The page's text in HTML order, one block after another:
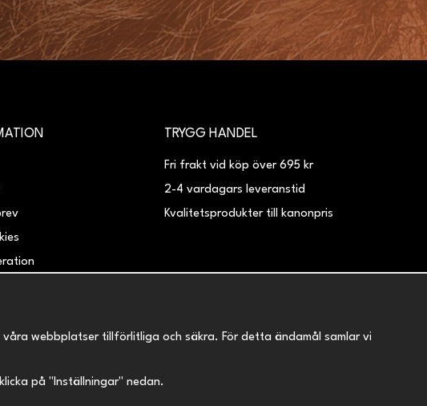
TRYGG HANDEL
Fri frakt vid köp över 695 kr
2-4 vardagars leveranstid
Kvalitetsprodukter till kanonpris
webbplatser tillförlitliga och säkra. För detta ändamål samlar vi
på "Inställningar" nedan.